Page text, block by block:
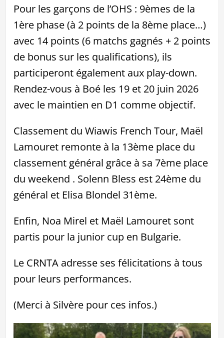
Pour les garçons de l’OHS : 9èmes de la
1ère phase (à 2 points de la 8ème place…)
avec 14 points (6 matchs gagnés + 2 points
de bonus sur les qualifications), ils
participeront également aux play-down.
Rendez-vous à Boé les 19 et 20 juin 2026
avec le maintien en D1 comme objectif.
Classement du Wiawis French Tour, Maël
Lamouret remonte à la 13ème place du
classement général grâce à sa 7ème place
du weekend . Solenn Bless est 24ème du
général et Elisa Blondel 31ème.
Enfin, Noa Mirel et Maël Lamouret sont
partis pour la junior cup en Bulgarie.
Le CRNTA adresse ses félicitations à tous
pour leurs performances.
(Merci à Silvère pour ces infos.)